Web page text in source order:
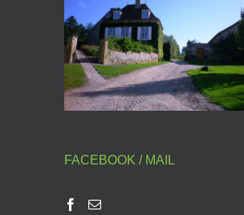
FACEBOOK / MAIL